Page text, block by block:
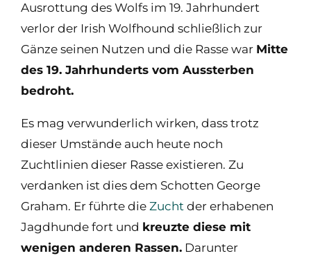
Ausrottung des Wolfs im 19. Jahrhundert
verlor der Irish Wolfhound schließlich zur
Gänze seinen Nutzen und die Rasse war Mitte
des 19. Jahrhunderts vom Aussterben
bedroht.
Es mag verwunderlich wirken, dass trotz
dieser Umstände auch heute noch
Zuchtlinien dieser Rasse existieren. Zu
verdanken ist dies dem Schotten George
Graham. Er führte die Zucht der erhabenen
Jagdhunde fort und kreuzte diese mit
wenigen anderen Rassen. Darunter